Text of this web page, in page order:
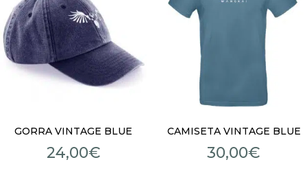
GORRA VINTAGE BLUE
24,00€
CAMISETA VINTAGE BLUE
30,00€